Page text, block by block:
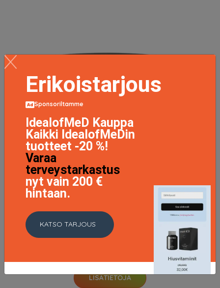
Crush, 100 ml Grazette of Sweden Muotoilutuotteet
LISÄTIETOJA
Erikoistarjous
Sponsoriltamme
IdealofMeD Kauppa
Kaikki IdealofMeDin
tuotteet -20 %!
Varaa
terveystarkastus
nyt vain 200 €
hintaan.
KATSO TARJOUS